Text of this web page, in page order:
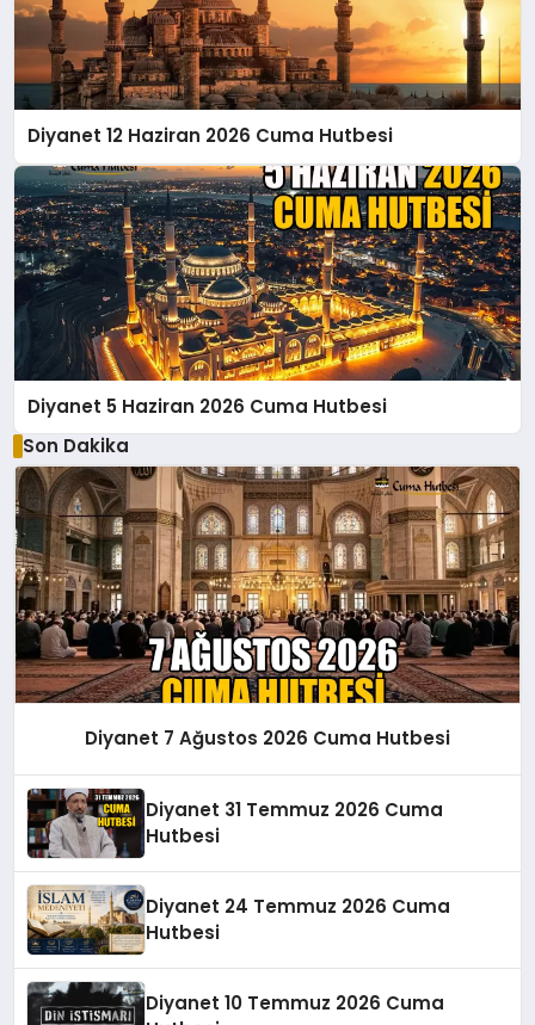
Diyanet 12 Haziran 2026 Cuma Hutbesi
Diyanet 5 Haziran 2026 Cuma Hutbesi
Son Dakika
Diyanet 7 Ağustos 2026 Cuma Hutbesi
Diyanet 31 Temmuz 2026 Cuma
Hutbesi
Diyanet 24 Temmuz 2026 Cuma
Hutbesi
Diyanet 10 Temmuz 2026 Cuma